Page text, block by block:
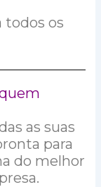
todos os
as suas
para
do melhor